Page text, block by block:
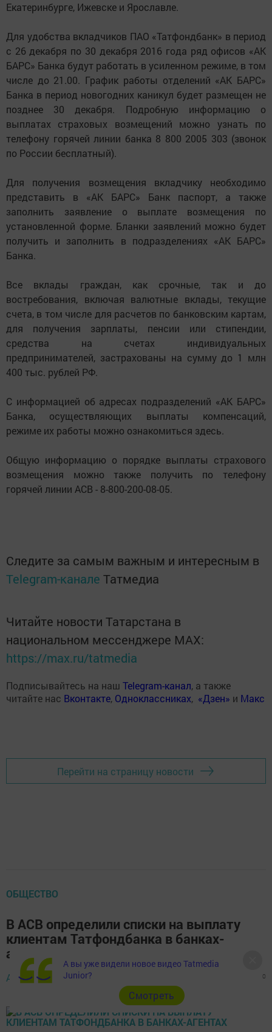
Екатеринбурге, Ижевске и Ярославле.
Для удобства вкладчиков ПАО «Татфондбанк» в период
с 26 декабря по 30 декабря 2016 года ряд офисов «АК
БАРС» Банка будут работать в усиленном режиме, в том
числе до 21.00. График работы отделений «АК БАРС»
Банка в период новогодних каникул будет размещен не
позднее 30 декабря. Подробную информацию о
выплатах страховых возмещений можно узнать по
телефону горячей линии банка 8 800 2005 303 (звонок
по России бесплатный).
Для получения возмещения вкладчику необходимо
представить в «АК БАРС» Банк паспорт, а также
заполнить заявление о выплате возмещения по
установленной форме. Бланки заявлений можно будет
получить и заполнить в подразделениях «АК БАРС»
Банка.
Все вклады граждан, как срочные, так и до
востребования, включая валютные вклады, текущие
счета, в том числе для расчетов по банковским картам,
для получения зарплаты, пенсии или стипендии,
средства на счетах индивидуальных
предпринимателей, застрахованы на сумму до 1 млн
400 тыс. рублей РФ.
С информацией об адресах подразделений «АК БАРС»
Банка, осуществляющих выплаты компенсаций,
режиме их работы можно ознакомиться здесь.
Общую информацию о порядке выплаты страхового
возмещения можно также получить по телефону
горячей линии АСВ - 8-800-200-08-05.
Следите за самым важным и интересным в
Telegram-канале Татмедиа
Читайте новости Татарстана в
национальном мессенджере MАХ:
https://max.ru/tatmedia
Подписывайтесь на наш Telegram-канал, а также
читайте нас Вконтакте, Одноклассниках, «Дзен» и Макс
Перейти на страницу новости
ОБЩЕСТВО
В АСВ определили списки на выплату
клиентам Татфондбанка в банках-
агентах
Автор, 26 декабря 2016 - 10:38 0
А вы уже видели новое видео Tatmedia
Junior?
Cмотреть